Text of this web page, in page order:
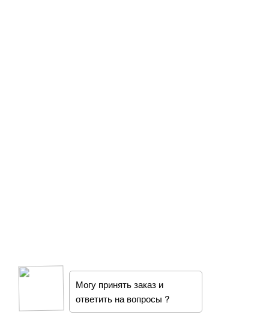
Могу принять заказ и
ответить на вопросы ?